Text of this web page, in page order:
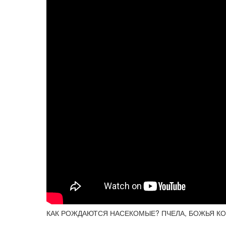
КАК РОЖДАЮТСЯ НАСЕКОМЫЕ? ПЧЕЛА, БОЖЬЯ